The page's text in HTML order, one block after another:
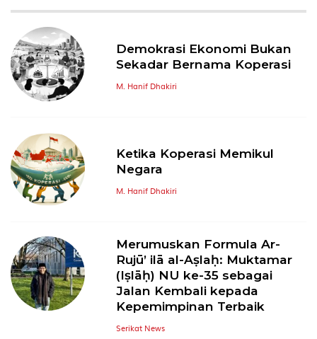
Demokrasi Ekonomi Bukan
Sekadar Bernama Koperasi
M. Hanif Dhakiri
Ketika Koperasi Memikul
Negara
M. Hanif Dhakiri
Merumuskan Formula Ar-
Rujū’ ilā al-Aṣlaḥ: Muktamar
(Iṣlāḥ) NU ke-35 sebagai
Jalan Kembali kepada
Kepemimpinan Terbaik
Serikat News